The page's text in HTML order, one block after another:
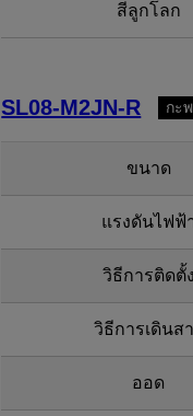
สีลูกโลก
SL08-M2JN-R กะ
ขนาด
แรงดันไฟฟ้
วิธีการติดตั้ง
วิธีการเดินส
ออด